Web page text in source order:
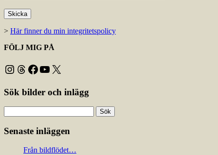
> Här finner du min integritetspolicy
FÖLJ MIG PÅ
Instagram
Threads
Facebook
YouTube
X
Sök bilder och inlägg
efter:
Senaste inläggen
Från bildflödet…